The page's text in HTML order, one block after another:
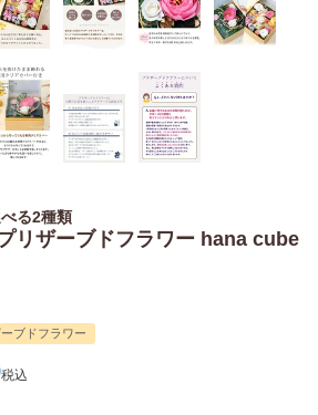
る2種類
リザーブドフラワー hana cube
ブドフラワー
税込